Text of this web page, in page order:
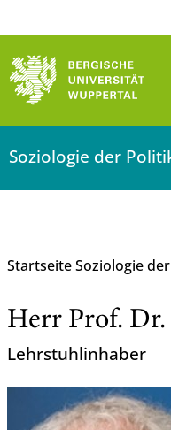
Soziologie der
Startseite Soziologie
Herr Prof. Dr.
Lehrstuhlinhaber